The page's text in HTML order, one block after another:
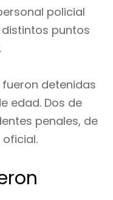
policial
puntos
detenidas
edad. Dos de
penales, de